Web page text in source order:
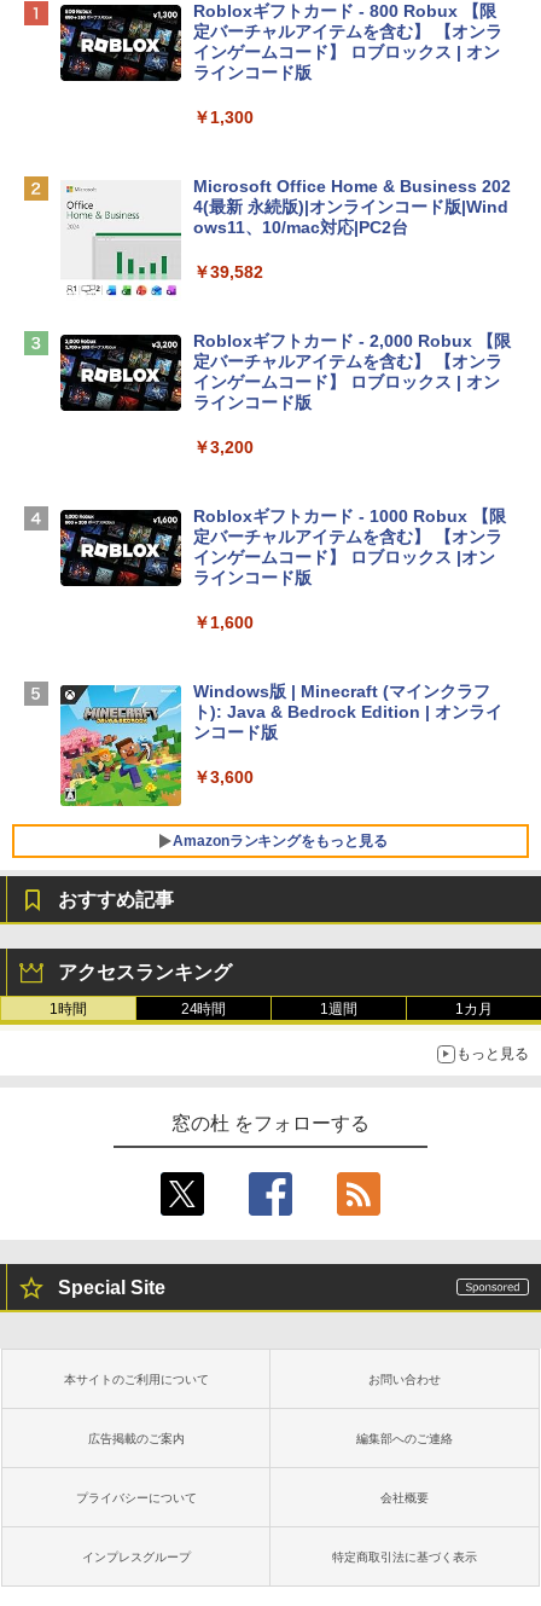
Apple 2026 MacBook Neo A18 Proチッ
プ搭載13インチノートブック：AIとAppl
e Intelligence、Liquid Retinaディスプ
レイ、8GBメモリ、512GB SSD、1080p
ィゴ + 3年延長 AppleCare+ for 13インチ
￥162,598
ンケース Dell NEC Lavie ASUS HP dyna
￥2,952
Apple 2026 MacBook Air M5チップ搭載
igence、13.6インチLiquid Retinaディ
ームカメラ、日本語キーボード、Touch I
D - ミッドナイト
￥298,901
SSD インテル Core 5
￥129,800
Core i5/16GB/SSD 512GB/ホワイト) FM
VWK3E15W_AZ
Robloxギフトカード - 800 Robux 【限
定バーチャルアイテムを含む】 【オンラ
インゲームコード】 ロブロックス | オン
ラインコード版
￥1,300
Microsoft Office Home & Business 202
4(最新 永続版)|オンラインコード版|Wind
ows11、10/mac対応|PC2台
￥39,582
Robloxギフトカード - 2,000 Robux 【限
定バーチャルアイテムを含む】 【オンラ
インゲームコード】 ロブロックス | オン
ラインコード版
￥3,200
Robloxギフトカード - 1000 Robux 【限
定バーチャルアイテムを含む】 【オンラ
インゲームコード】 ロブロックス |オン
ラインコード版
￥1,600
Windows版 | Minecraft (マインクラフ
ト): Java & Bedrock Edition | オンライ
ンコード版
￥3,600
Amazonランキングをもっと見る
￥1,766
出す プロンプトの言葉 AI画像生成シリー
ズ (はぴーイラストLabo)
￥480
非エンジニア 初心者 素人 でも安心 使い
方 マニュアル AI副業にもコンテンツ作成
にもKindle出版にも！ 非エンジニアのた
￥99
1冊ですべて身につくHTML & CSSとWe
bデザイン入門講座［第2版］
￥2,326
ンチディスプレイ、色調調節ライト、12
週間持続バッテリー、広告なし、ブラッ
ク
Amazon Kindle - 目に優しい、かさばら
ない、大きな画面で読みやすい、6週間持
書籍リーダー、ブラック、16GB、広告な
Kindle Paperwhite シグニチャーエディ
るさ自動調整、色調調節ライト、12週間
持続バッテリー、広告なし、メタリック
Amazon Kindle Colorsoft | 16GBストレ
ージ、防水、7インチカラーディスプレ
イ、色調調節ライト、最大8週間持続バッ
テリー、広告無し、ブラック (2025年発
売)
おすすめ記事
アクセスランキング
1時間 24時間 1週間 1カ月
もっと見る
窓の杜 をフォローする
Special Site
本サイトのご利用について お問い合わせ
広告掲載のご案内 編集部へのご連絡
プライバシーについて 会社概要
インプレスグループ 特定商取引法に基づく表示